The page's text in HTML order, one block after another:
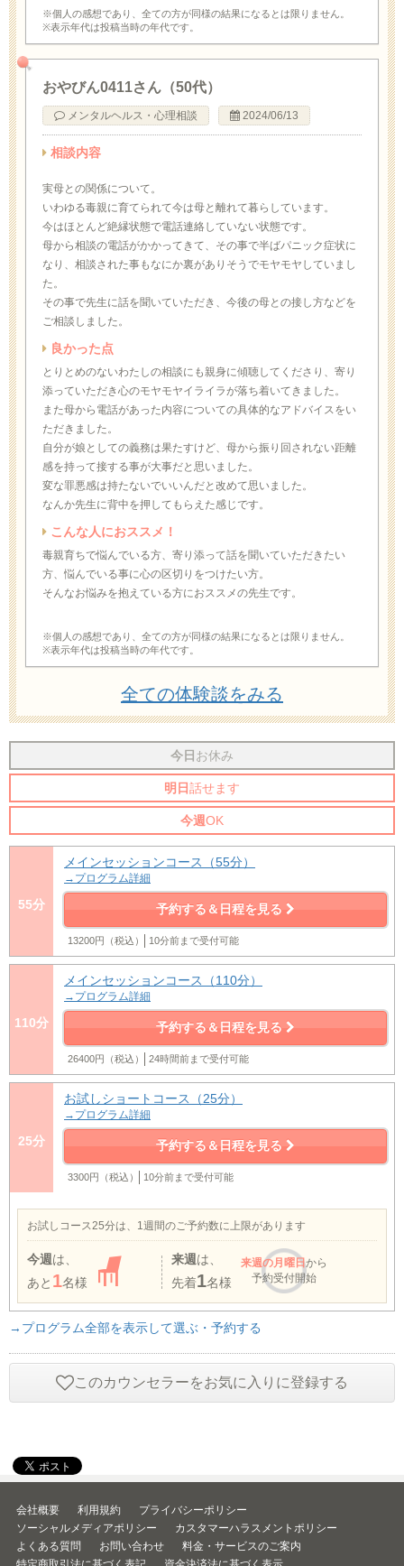
※個人の感想であり、全ての方が同様の結果になるとは限りません。
※表示年代は投稿当時の年代です。
おやびん0411さん（50代）
メンタルヘルス・心理相談 2024/06/13
相談内容
実母との関係について。
いわゆる毒親に育てられて今は母と離れて暮らしています。
今はほとんど絶縁状態で電話連絡していない状態です。
母から相談の電話がかかってきて、その事で半ばパニック症状に
なり、相談された事もなにか裏がありそうでモヤモヤしていまし
た。
その事で先生に話を聞いていただき、今後の母との接し方などを
ご相談しました。
良かった点
とりとめのないわたしの相談にも親身に傾聴してくださり、寄り
添っていただき心のモヤモヤイライラが落ち着いてきました。
また母から電話があった内容についての具体的なアドバイスをい
ただきました。
自分が娘としての義務は果たすけど、母から振り回されない距離
感を持って接する事が大事だと思いました。
変な罪悪感は持たないでいいんだと改めて思いました。
なんか先生に背中を押してもらえた感じです。
こんな人におススメ！
毒親育ちで悩んでいる方、寄り添って話を聞いていただきたい
方、悩んでいる事に心の区切りをつけたい方。
そんなお悩みを抱えている方におススメの先生です。
※個人の感想であり、全ての方が同様の結果になるとは限りません。
※表示年代は投稿当時の年代です。
全ての体験談をみる
今日 お休み
明日話せます
今週OK
55分
メインセッションコース（55分）
→プログラム詳細
予約する＆日程を見る
13200円（税込） 10分前まで受付可能
110分
メインセッションコース（110分）
→プログラム詳細
予約する＆日程を見る
26400円（税込） 24時間前まで受付可能
25分
お試しショートコース（25分）
→プログラム詳細
予約する＆日程を見る
3300円（税込） 10分前まで受付可能
お試しコース25分は、1週間のご予約数に上限があります
今週 は、
あと 1名様
来週 は、
先着1名様
来週の月曜日から
予約受付開始
→プログラム全部を表示して選ぶ・予約する
このカウンセラーをお気に入りに登録する
会社概要 利用規約
プライバシーポリシー
ソーシャルメディアポリシー
カスタマーハラスメントポリシー
よくある質問
お問い合わせ
料金・サービスのご案内